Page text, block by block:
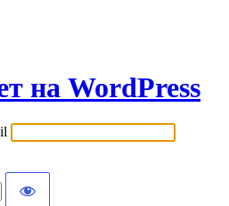
на WordPress